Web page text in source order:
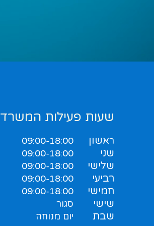
שעות פעילות המשרד
09:00-18:00
09:00-18:00
09:00-18:00
09:00-18:00
09:00-18:00
סגור
יום מנוחה
ראשון
שני
שלישי
רביעי
חמישי
שישי
שבת